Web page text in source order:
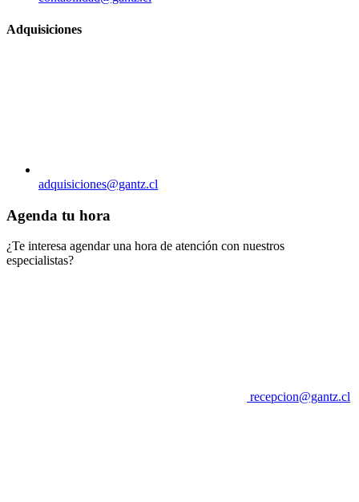
Adquisiciones
adquisiciones@gantz.cl
Agenda tu hora
¿Te interesa agendar una hora de atención con nuestros
especialistas?
recepcion@gantz.cl